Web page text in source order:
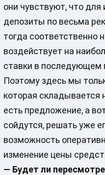
они чувствуют, что для
депозиты по весьма
тогда соответственно
воздействует на
ставки в последующем
Поэтому здесь мы
которая складывается
есть предложение, а
сойдутся, решать уже
возможность
изменение цены
— Будет ли